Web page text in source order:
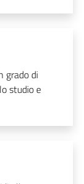
grado di
studio e